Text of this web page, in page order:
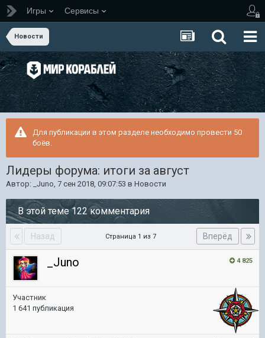
Игры Сервисы
Новости
Для публикации в этом разделе необходимо провести 50
боёв.
Лидеры форума: итоги за август
Автор: _Juno, 7 сен 2018, 09:07:53 в Новости
В этой теме 122 комментария
Назад Вперёд
Страница 1 из 7
4 825
_Juno
Участник
1 641 публикация